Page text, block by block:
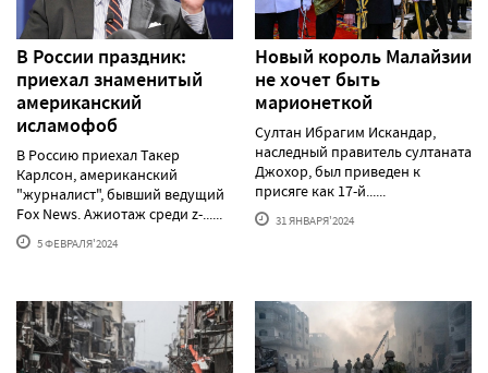
В России праздник:
приехал знаменитый
американский
исламофоб
В Россию приехал Такер
Карлсон, американский
"журналист", бывший ведущий
Fox News. Ажиотаж среди z-......
5 ФЕВРАЛЯ'2024
Новый король Малайзии
не хочет быть
марионеткой
Султан Ибрагим Искандар,
наследный правитель султаната
Джохор, был приведен к
присяге как 17-й......
31 ЯНВАРЯ'2024